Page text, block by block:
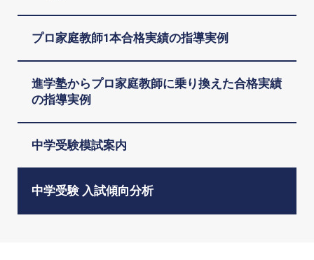
プロ家庭教師1本合格実績の指導実例
進学塾からプロ家庭教師に乗り換えた合格実績
の指導実例
中学受験模試案内
中学受験 入試傾向分析